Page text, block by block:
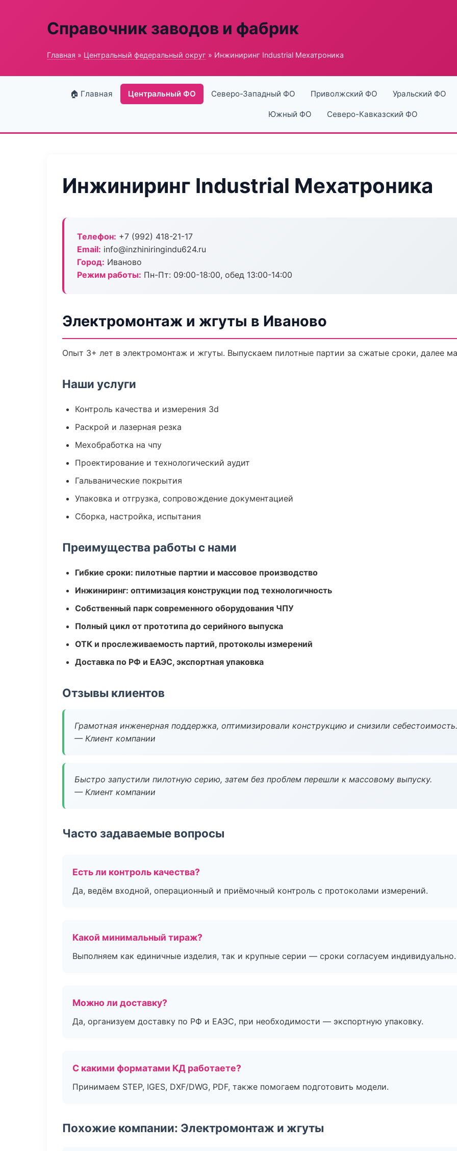
Справочник заводов и фабрик
Главная » Центральный федеральный округ » Инжиниринг Industrial Мехатроника
🏠 Главная Центральный ФО Северо-Западный ФО Приволжский ФО Уральский ФО
Южный ФО Северо-Кавказский ФО
Инжиниринг Industrial Мехатроника
Телефон: +7 (992) 418-21-17
Email: info@inzhiniringindu624.ru
Город: Иваново
Режим работы: Пн-Пт: 09:00-18:00, обед 13:00-14:00
Электромонтаж и жгуты в Иваново
Опыт 3+ лет в электромонтаж и жгуты. Выпускаем пилотные партии за сжатые сроки, далее
Наши услуги
Контроль качества и измерения 3d
Раскрой и лазерная резка
Мехобработка на чпу
Проектирование и технологический аудит
Гальванические покрытия
Упаковка и отгрузка, сопровождение документацией
Сборка, настройка, испытания
Преимущества работы с нами
Гибкие сроки: пилотные партии и массовое производство
Инжиниринг: оптимизация конструкции под технологичность
Собственный парк современного оборудования ЧПУ
Полный цикл от прототипа до серийного выпуска
ОТК и прослеживаемость партий, протоколы измерений
Доставка по РФ и ЕАЭС, экспортная упаковка
Отзывы клиентов
Грамотная инженерная поддержка, оптимизировали конструкцию и снизили себестоимость.
— Клиент компании
Быстро запустили пилотную серию, затем без проблем перешли к массовому выпуску.
— Клиент компании
Часто задаваемые вопросы
Есть ли контроль качества?
Да, ведём входной, операционный и приёмочный контроль с протоколами измерений.
Какой минимальный тираж?
Выполняем как единичные изделия, так и крупные серии — сроки согласуем индивидуально.
Можно ли доставку?
Да, организуем доставку по РФ и ЕАЭС, при необходимости — экспортную упаковку.
С какими форматами КД работаете?
Принимаем STEP, IGES, DXF/DWG, PDF, также помогаем подготовить модели.
Похожие компании: Электромонтаж и жгуты